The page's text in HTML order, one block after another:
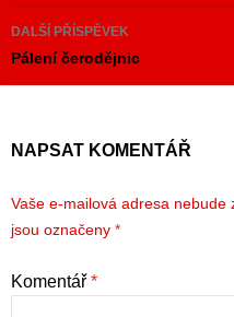
příspěvky
DALŠÍ PŘÍSPĚVEK
Pálení čerodějnic
NAPSAT KOMENTÁŘ
Vaše e-mailová adresa nebude
jsou označeny *
Komentář *